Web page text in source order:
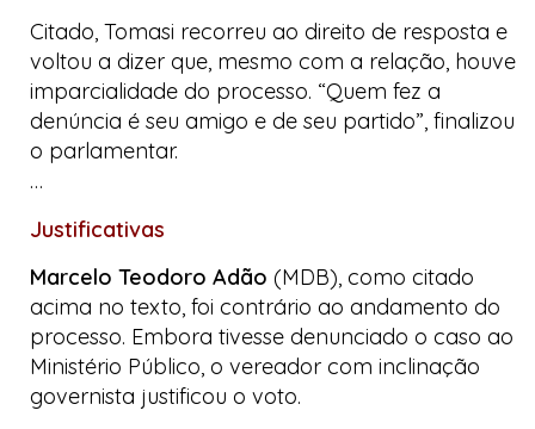
Citado, Tomasi recorreu ao direito de resposta e
voltou a dizer que, mesmo com a relação, houve
imparcialidade do processo. “Quem fez a
denúncia é seu amigo e de seu partido”, finalizou
o parlamentar.
…
Justificativas
Marcelo Teodoro Adão (MDB), como citado
acima no texto, foi contrário ao andamento do
processo. Embora tivesse denunciado o caso ao
Ministério Público, o vereador com inclinação
governista justificou o voto.